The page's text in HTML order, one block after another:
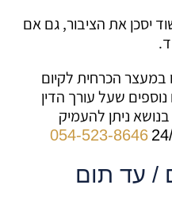
יסכן את הציבור, גם אם
הכרחית לקיום
שעל עורך הדין
ניתן להעמיק
054-523-8646
/ עד תום